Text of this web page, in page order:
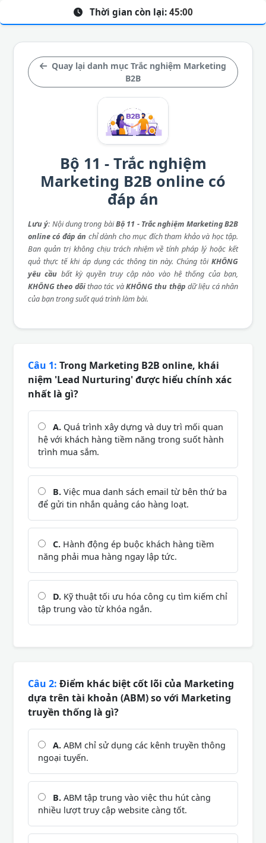
Quay lại danh mục Trắc nghiệm Marketing
B2B
Bộ 11 - Trắc nghiệm
Marketing B2B online có
đáp án
Lưu ý: Nội dung trong bàiBộ 11 - Trắc nghiệm Marketing B2B
online có đáp án chỉ dành cho mục đích tham khảo và học tập.
Ban quản trị không chịu trách nhiệm về tính pháp lý hoặc kết
quả thực tế khi áp dụng các thông tin này. Chúng tôi KHÔNG
yêu cầu bất kỳ quyền truy cập nào vào hệ thống của bạn,
KHÔNG theo dõithao tác vàKHÔNG thu thập dữ liệu cá nhân
của bạn trong suốt quá trình làm bài.
Thời gian còn lại: 45:00
Câu 1: Trong Marketing B2B online, khái
niệm 'Lead Nurturing' được hiểu chính xác
nhất là gì?
A. Quá trình xây dựng và duy trì mối quan
hệ với khách hàng tiềm năng trong suốt hành
trình mua sắm.
B. Việc mua danh sách email từ bên thứ ba
để gửi tin nhắn quảng cáo hàng loạt.
C. Hành động ép buộc khách hàng tiềm
năng phải mua hàng ngay lập tức.
D. Kỹ thuật tối ưu hóa công cụ tìm kiếm chỉ
tập trung vào từ khóa ngắn.
Câu 2: Điểm khác biệt cốt lõi của Marketing
dựa trên tài khoản (ABM) so với Marketing
truyền thống là gì?
A. ABM chỉ sử dụng các kênh truyền thông
ngoại tuyến.
B. ABM tập trung vào việc thu hút càng
nhiều lượt truy cập website càng tốt.